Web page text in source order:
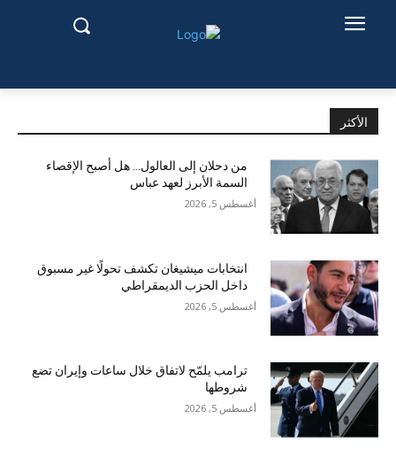
الأكثر
من دحلان إلى العالول… هل أصبح الإقصاء
السمة الأبرز لعهد عباس
أغسطس 5, 2026
انتخابات ميشيغان تكشف تحولًا غير مسبوق
داخل الحزب الديمقراطي
أغسطس 5, 2026
ترامب يلمّح لاتفاق خلال ساعات وإيران تضع
شروطها
أغسطس 5, 2026